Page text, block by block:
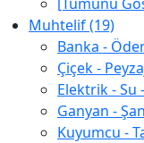
Muhtelif (19)
Banka -
Çiçek -
Elektrik - Su
Ganyan -
Kuyumcu -